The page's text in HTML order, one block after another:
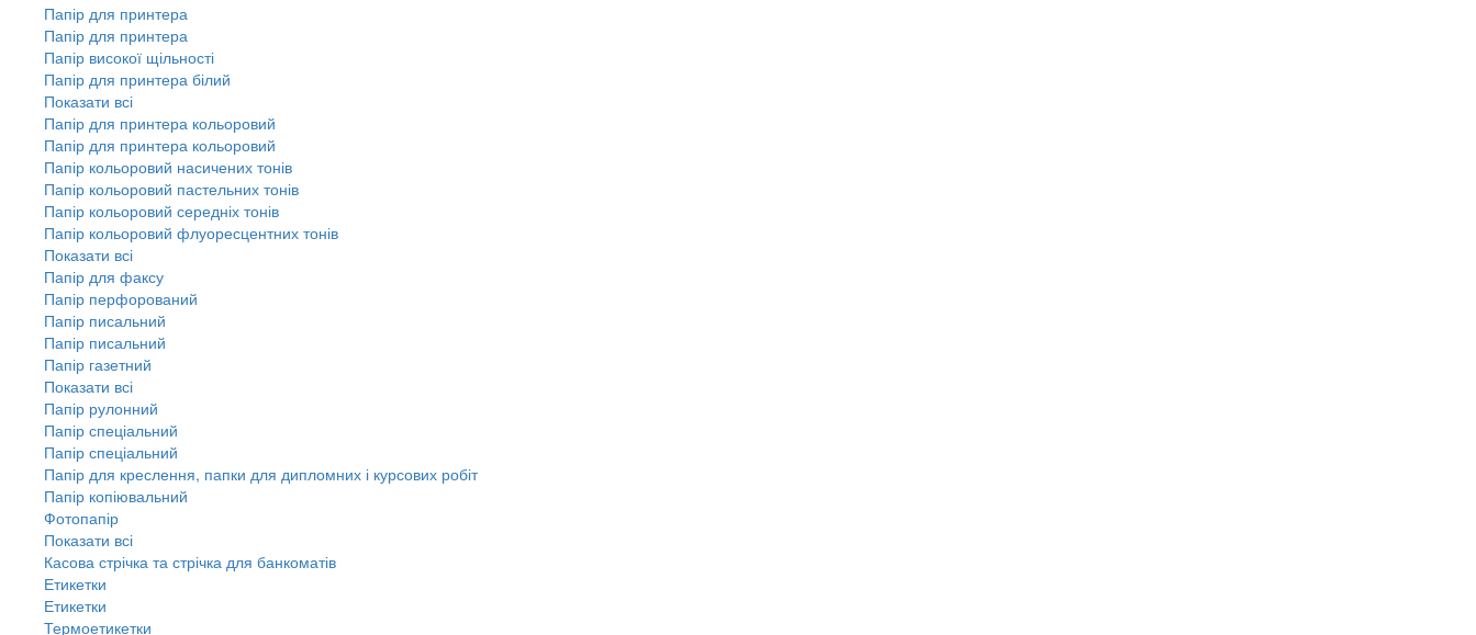
Папір для принтера
Папір для принтера
Папір високої щільності
Папір для принтера білий
Показати всі
Папір для принтера кольоровий
Папір для принтера кольоровий
Папір кольоровий насичених тонів
Папір кольоровий пастельних тонів
Папір кольоровий середніх тонів
Папір кольоровий флуоресцентних тонів
Показати всі
Папір для факсу
Папір перфорований
Папір писальний
Папір писальний
Папір газетний
Показати всі
Папір рулонний
Папір спеціальний
Папір спеціальний
Папір для креслення, папки для дипломних і курсових робіт
Папір копіювальний
Фотопапір
Показати всі
Касова стрічка та стрічка для банкоматів
Етикетки
Етикетки
Термоетикетки